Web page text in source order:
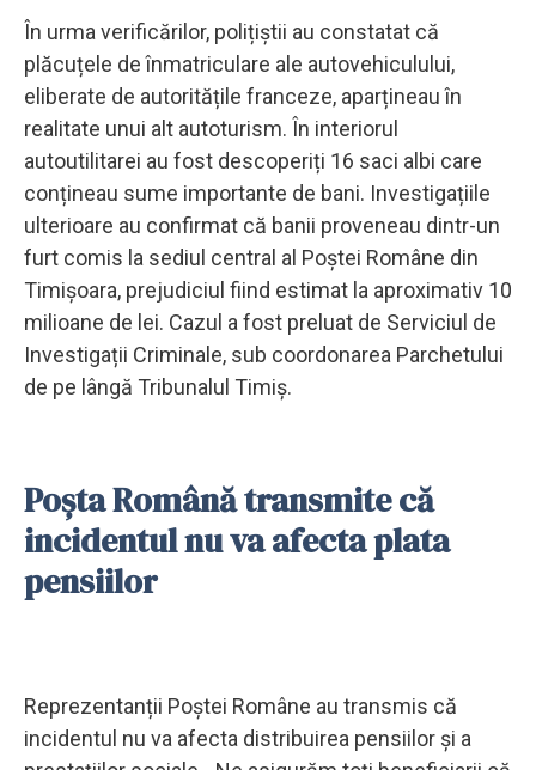
În urma verificărilor, polițiștii au constatat că
plăcuțele de înmatriculare ale autovehiculului,
eliberate de autoritățile franceze, aparțineau în
realitate unui alt autoturism. În interiorul
autoutilitarei au fost descoperiți 16 saci albi care
conțineau sume importante de bani. Investigațiile
ulterioare au confirmat că banii proveneau dintr-un
furt comis la sediul central al Poștei Române din
Timișoara, prejudiciul fiind estimat la aproximativ 10
milioane de lei. Cazul a fost preluat de Serviciul de
Investigații Criminale, sub coordonarea Parchetului
de pe lângă Tribunalul Timiș.
Poșta Română transmite că
incidentul nu va afecta plata
pensiilor
Reprezentanții Poștei Române au transmis că
incidentul nu va afecta distribuirea pensiilor și a